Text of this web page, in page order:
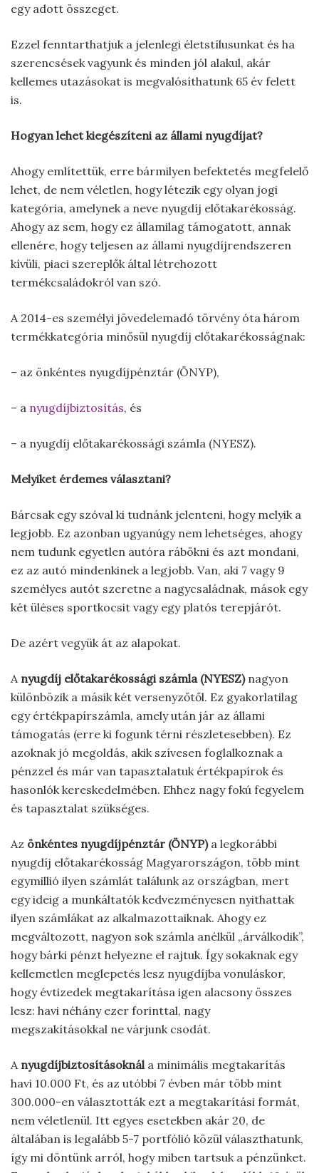
egy adott összeget.
Ezzel fenntarthatjuk a jelenlegi életstílusunkat és ha
szerencsések vagyunk és minden jól alakul, akár
kellemes utazásokat is megvalósíthatunk 65 év felett
is.
Hogyan lehet kiegészíteni az állami nyugdíjat?
Ahogy említettük, erre bármilyen befektetés megfelelő
lehet, de nem véletlen, hogy létezik egy olyan jogi
kategória, amelynek a neve nyugdíj előtakarékosság.
Ahogy az sem, hogy ez államilag támogatott, annak
ellenére, hogy teljesen az állami nyugdíjrendszeren
kívüli, piaci szereplők által létrehozott
termékcsaládokról van szó.
A 2014-es személyi jövedelemadó törvény óta három
termékkategória minősül nyugdíj előtakarékosságnak:
– az önkéntes nyugdíjpénztár (ÖNYP),
– a nyugdíjbiztosítás, és
– a nyugdíj előtakarékossági számla (NYESZ).
Melyiket érdemes választani?
Bárcsak egy szóval ki tudnánk jelenteni, hogy melyik a
legjobb. Ez azonban ugyanúgy nem lehetséges, ahogy
nem tudunk egyetlen autóra rábökni és azt mondani,
ez az autó mindenkinek a legjobb. Van, aki 7 vagy 9
személyes autót szeretne a nagycsaládnak, mások egy
két üléses sportkocsit vagy egy platós terepjárót.
De azért vegyük át az alapokat.
A nyugdíj előtakarékossági számla (NYESZ)nagyon
különbözik a másik két versenyzőtől. Ez gyakorlatilag
egy értékpapírszámla, amely után jár az állami
támogatás (erre ki fogunk térni részletesebben). Ez
azoknak jó megoldás, akik szívesen foglalkoznak a
pénzzel és már van tapasztalatuk értékpapírok és
hasonlók kereskedelmében. Ehhez nagy fokú fegyelem
és tapasztalat szükséges.
Az önkéntes nyugdíjpénztár (ÖNYP) a legkorábbi
nyugdíj előtakarékosság Magyarországon, több mint
egymillió ilyen számlát találunk az országban, mert
egy ideig a munkáltatók kedvezményesen nyithattak
ilyen számlákat az alkalmazottaiknak. Ahogy ez
megváltozott, nagyon sok számla anélkül „árválkodik”,
hogy bárki pénzt helyezne el rajtuk. Így sokaknak egy
kellemetlen meglepetés lesz nyugdíjba vonuláskor,
hogy évtizedek megtakarítása igen alacsony összes
lesz: havi néhány ezer forinttal, nagy
megszakításokkal ne várjunk csodát.
A nyugdíjbiztosításoknál a minimális megtakarítás
havi 10.000 Ft, és az utóbbi 7 évben már több mint
300.000-en választották ezt a megtakarítási formát,
nem véletlenül. Itt egyes esetekben akár 20, de
általában is legalább 5-7 portfólió közül választhatunk,
így mi döntünk arról, hogy miben tartsuk a pénzünket.